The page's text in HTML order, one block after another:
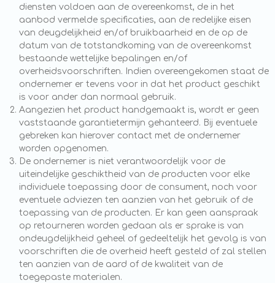
diensten voldoen aan de overeenkomst, de in het
aanbod vermelde specificaties, aan de redelijke eisen
van deugdelijkheid en/of bruikbaarheid en de op de
datum van de totstandkoming van de overeenkomst
bestaande wettelijke bepalingen en/of
overheidsvoorschriften. Indien overeengekomen staat de
ondernemer er tevens voor in dat het product geschikt
is voor ander dan normaal gebruik.
Aangezien het product handgemaakt is, wordt er geen
vaststaande garantietermijn gehanteerd. Bij eventuele
gebreken kan hierover contact met de ondernemer
worden opgenomen.
De ondernemer is niet verantwoordelijk voor de
uiteindelijke geschiktheid van de producten voor elke
individuele toepassing door de consument, noch voor
eventuele adviezen ten aanzien van het gebruik of de
toepassing van de producten. Er kan geen aanspraak
op retourneren worden gedaan als er sprake is van
ondeugdelijkheid geheel of gedeeltelijk het gevolg is van
voorschriften die de overheid heeft gesteld of zal stellen
ten aanzien van de aard of de kwaliteit van de
toegepaste materialen.